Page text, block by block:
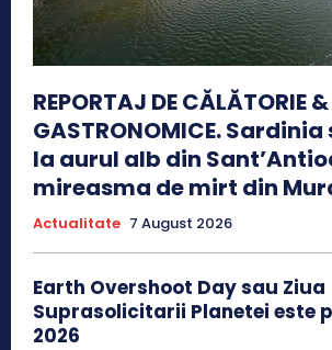
REPORTAJ DE CĂLĂTORIE
GASTRONOMICE.
la aurul alb din
mireasma de mirt din
Actualitate 7 August 2026
Earth Overshoot Day sau Ziua
Suprasolicitarii Planetei este
2026